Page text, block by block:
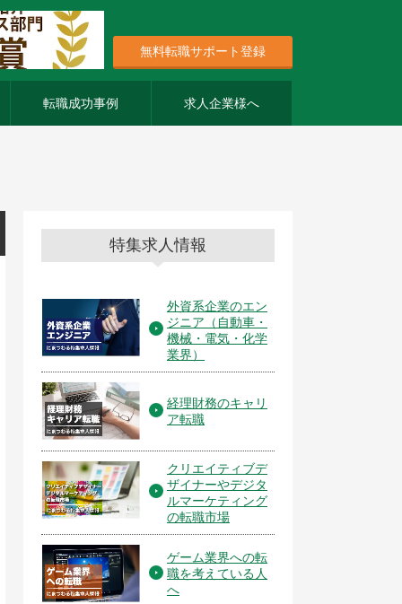
無料転職サポート登録
転職成功事例 求人企業様へ
特集求人情報
外資系企業のエン
ジニア（自動車・
機械・電気・化学
業界）
経理財務のキャリ
ア転職
クリエイティブデ
ザイナーやデジタ
ルマーケティング
の転職市場
ゲーム業界への転
職を考えている人
へ